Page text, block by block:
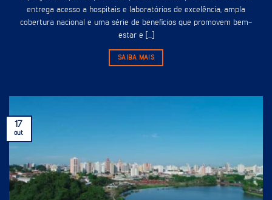
entrega acesso a hospitais e laboratórios de excelência, ampla
cobertura nacional e uma série de benefícios que promovem bem-
estar e [...]
SAIBA MAIS
17
out